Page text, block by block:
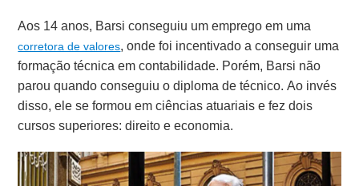
Aos 14 anos, Barsi conseguiu um emprego em uma
corretora de valores, onde foi incentivado a conseguir uma
formação técnica em contabilidade. Porém, Barsi não
parou quando conseguiu o diploma de técnico. Ao invés
disso,ele se formou em ciências atuariais e fez dois
cursos superiores: direito e economia.